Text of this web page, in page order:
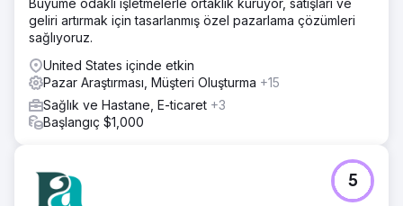
geliri artırmak için tasarlanmış özel pazarlama çözümleri
sağlıyoruz.
United States içinde etkin
Pazar Araştırması, Müşteri Oluşturma +15
Sağlık ve Hastane, E-ticaret +3
Başlangıç $1,000
5